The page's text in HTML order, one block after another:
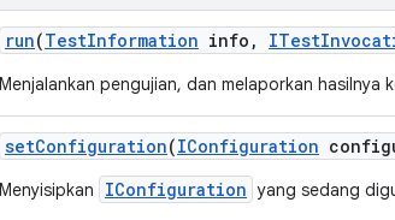
run(TestInformation info , ITest
Menjalankan pengujian, dan melaporkan hasilnya
setConfiguration(IConfiguration
Menyisipkan IConfiguration yang sedang